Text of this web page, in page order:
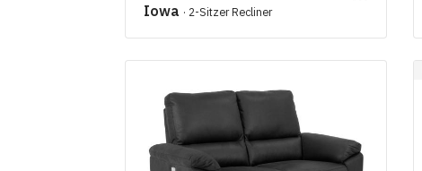
Iowa · 2-Sitzer Recliner